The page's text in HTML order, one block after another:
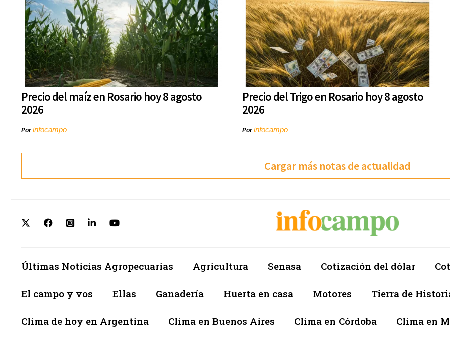
Precio del maíz en Rosario hoy 8 agosto
2026
Porinfocampo
Precio del Trigo en Rosario hoy 8 agosto
2026
Porinfocampo
Cargar más notas de actualidad
Últimas Noticias Agropecuarias Agricultura Senasa Cotización del dólar
El campo y vos Ellas Ganadería Huerta en casa Motores Tierra de
Clima de hoy en Argentina Clima en Buenos Aires Clima en Córdoba Clima en